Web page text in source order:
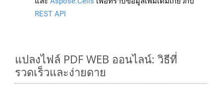
REST API
แปลงไฟล์ PDF WEB ออนไลน์: วิธีที่
รวดเร็วและง่ายดาย